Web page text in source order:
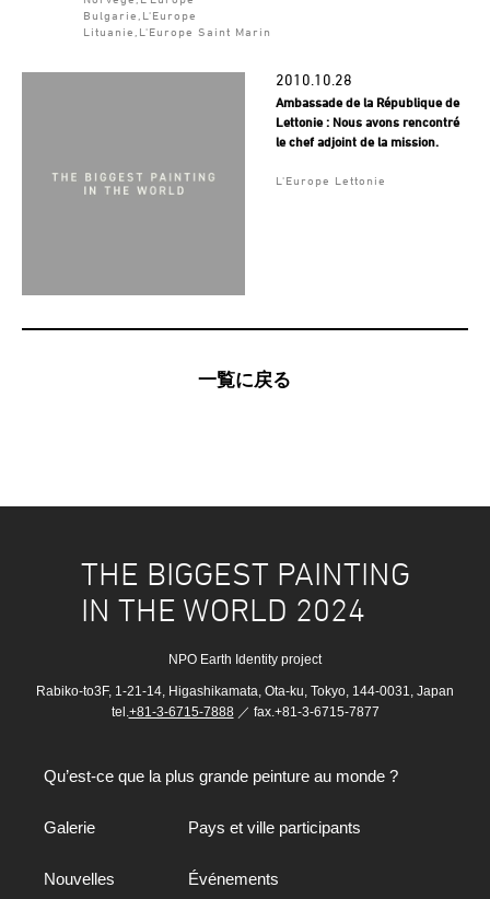
Bulgarie,L'Europe
Lituanie,L'Europe Saint Marin
2010.10.28
Ambassade de la République de
Lettonie : Nous avons rencontré
le chef adjoint de la mission.
L'Europe Lettonie
一覧に戻る
THE BIGGEST PAINTING
IN THE WORLD 2024
NPO Earth Identity project
Rabiko-to3F, 1-21-14, Higashikamata, Ota-ku, Tokyo, 144-0031, Japan
tel. +81-3-6715-7888／ fax.+81-3-6715-7877
Qu’est-ce que la plus grande peinture au monde ?
Galerie Pays et ville participants
Nouvelles Événements